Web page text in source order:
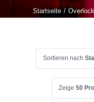
Startseite
Sortieren nach
Zeige 50